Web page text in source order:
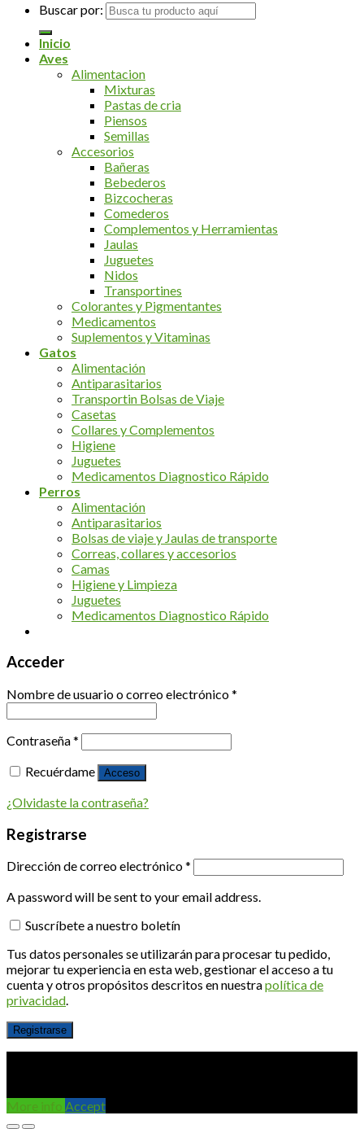
Buscar por:
Inicio
Aves
Alimentacion
Mixturas
Pastas de cria
Piensos
Semillas
Accesorios
Bañeras
Bebederos
Bizcocheras
Comederos
Complementos y Herramientas
Jaulas
Juguetes
Nidos
Transportines
Colorantes y Pigmentantes
Medicamentos
Suplementos y Vitaminas
Gatos
Alimentación
Antiparasitarios
Transportin Bolsas de Viaje
Casetas
Collares y Complementos
Higiene
Juguetes
Medicamentos Diagnostico Rápido
Perros
Alimentación
Antiparasitarios
Bolsas de viaje y Jaulas de transporte
Correas, collares y accesorios
Camas
Higiene y Limpieza
Juguetes
Medicamentos Diagnostico Rápido
Acceder
Nombre de usuario o correo electrónico*
Contraseña*
Recuérdame
Acceso
¿Olvidaste la contraseña?
Registrarse
Dirección de correo electrónico*
A password will be sent to your email address.
Suscríbete a nuestro boletín
Tus datos personales se utilizarán para procesar tu pedido,
mejorar tu experiencia en esta web, gestionar el acceso a tu
cuenta y otros propósitos descritos en nuestrapolítica de
privacidad.
Registrarse
More info Accept